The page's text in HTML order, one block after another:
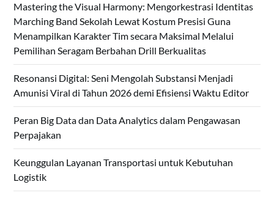
Mastering the Visual Harmony: Mengorkestrasi Identitas
Marching Band Sekolah Lewat Kostum Presisi Guna
Menampilkan Karakter Tim secara Maksimal Melalui
Pemilihan Seragam Berbahan Drill Berkualitas
Resonansi Digital: Seni Mengolah Substansi Menjadi
Amunisi Viral di Tahun 2026 demi Efisiensi Waktu Editor
Peran Big Data dan Data Analytics dalam Pengawasan
Perpajakan
Keunggulan Layanan Transportasi untuk Kebutuhan
Logistik